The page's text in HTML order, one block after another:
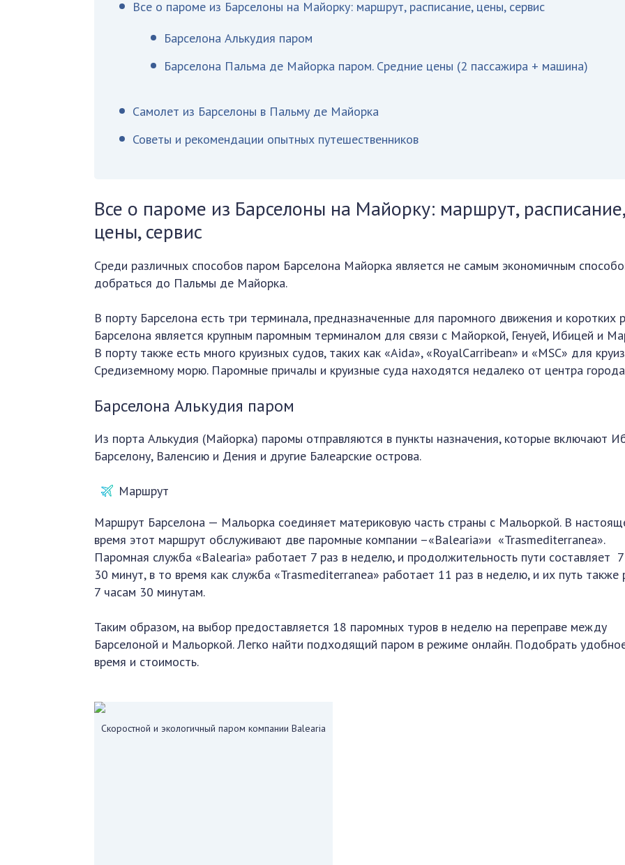
Все о пароме из Барселоны на Майорку: маршрут, расписание, цены, сервис
Барселона Алькудия паром
Барселона Пальма де Майорка паром. Средние цены (2 пассажира + машина)
Самолет из Барселоны в Пальму де Майорка
Советы и рекомендации опытных путешественников
Все о пароме из Барселоны на Майорку: маршрут,
цены, сервис
Среди различных способов паром Барселона Майорка является не самым экономичным
добраться до Пальмы де Майорка.
В порту Барселона есть три терминала, предназначенные для паромного движения и коротких
Барселона является крупным паромным терминалом для связи с Майоркой, Генуей, Ибицей и
В порту также есть много круизных судов, таких как «Aida», «RoyalCarribean» и «MSC» для
Средиземному морю. Паромные причалы и круизные суда находятся недалеко от центра
Барселона Алькудия паром
Из порта Алькудия (Майорка) паромы отправляются в пункты назначения, которые включают
Барселону, Валенсию и Дения и другие Балеарские острова.
Маршрут
Маршрут Барселона — Мальорка соединяет материковую часть страны с Мальоркой. В
время этот маршрут обслуживают две паромные компании –«Balearia»и «Trasmediterranea».
Паромная служба «Balearia» работает 7 раз в неделю, и продолжительность пути составляет
30 минут, в то время как служба «Trasmediterranea» работает 11 раз в неделю, и их путь также
7 часам 30 минутам.
Таким образом, на выбор предоставляется 18 паромных туров в неделю на переправе между
Барселоной и Мальоркой. Легко найти подходящий паром в режиме онлайн. Подобрать
время и стоимость.
Скоростной и экологичный паром компании Balearia